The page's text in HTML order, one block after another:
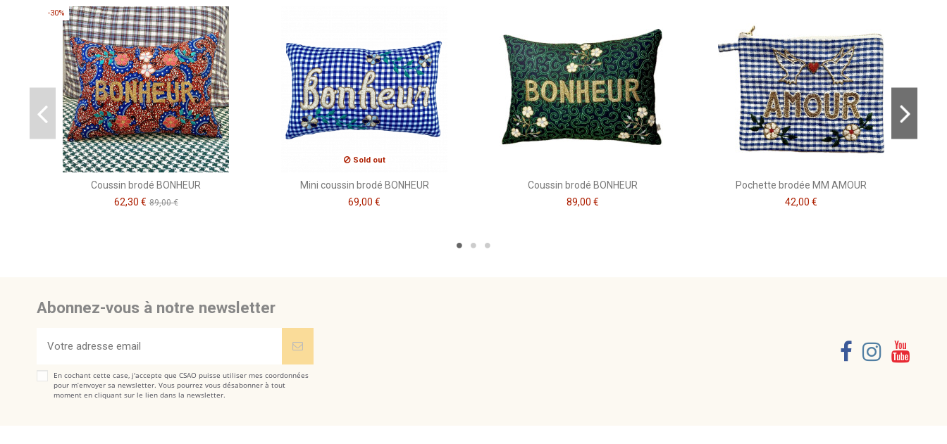
Marque CSAO
-30%
Coussin brodé BONHEUR
62,30 € 89,00 €
Sold out
Mini coussin brodé BONHEUR
69,00 €
Coussin brodé BONHEUR
89,00 €
Pochette brodée MM AMOUR
42,00 €
Abonnez-vous à notre newsletter
En cochant cette case, j'accepte que CSAO puisse utiliser mes coordonnées
pour m’envoyer sa newsletter. Vous pourrez vous désabonner à tout
moment en cliquant sur le lien dans la newsletter.